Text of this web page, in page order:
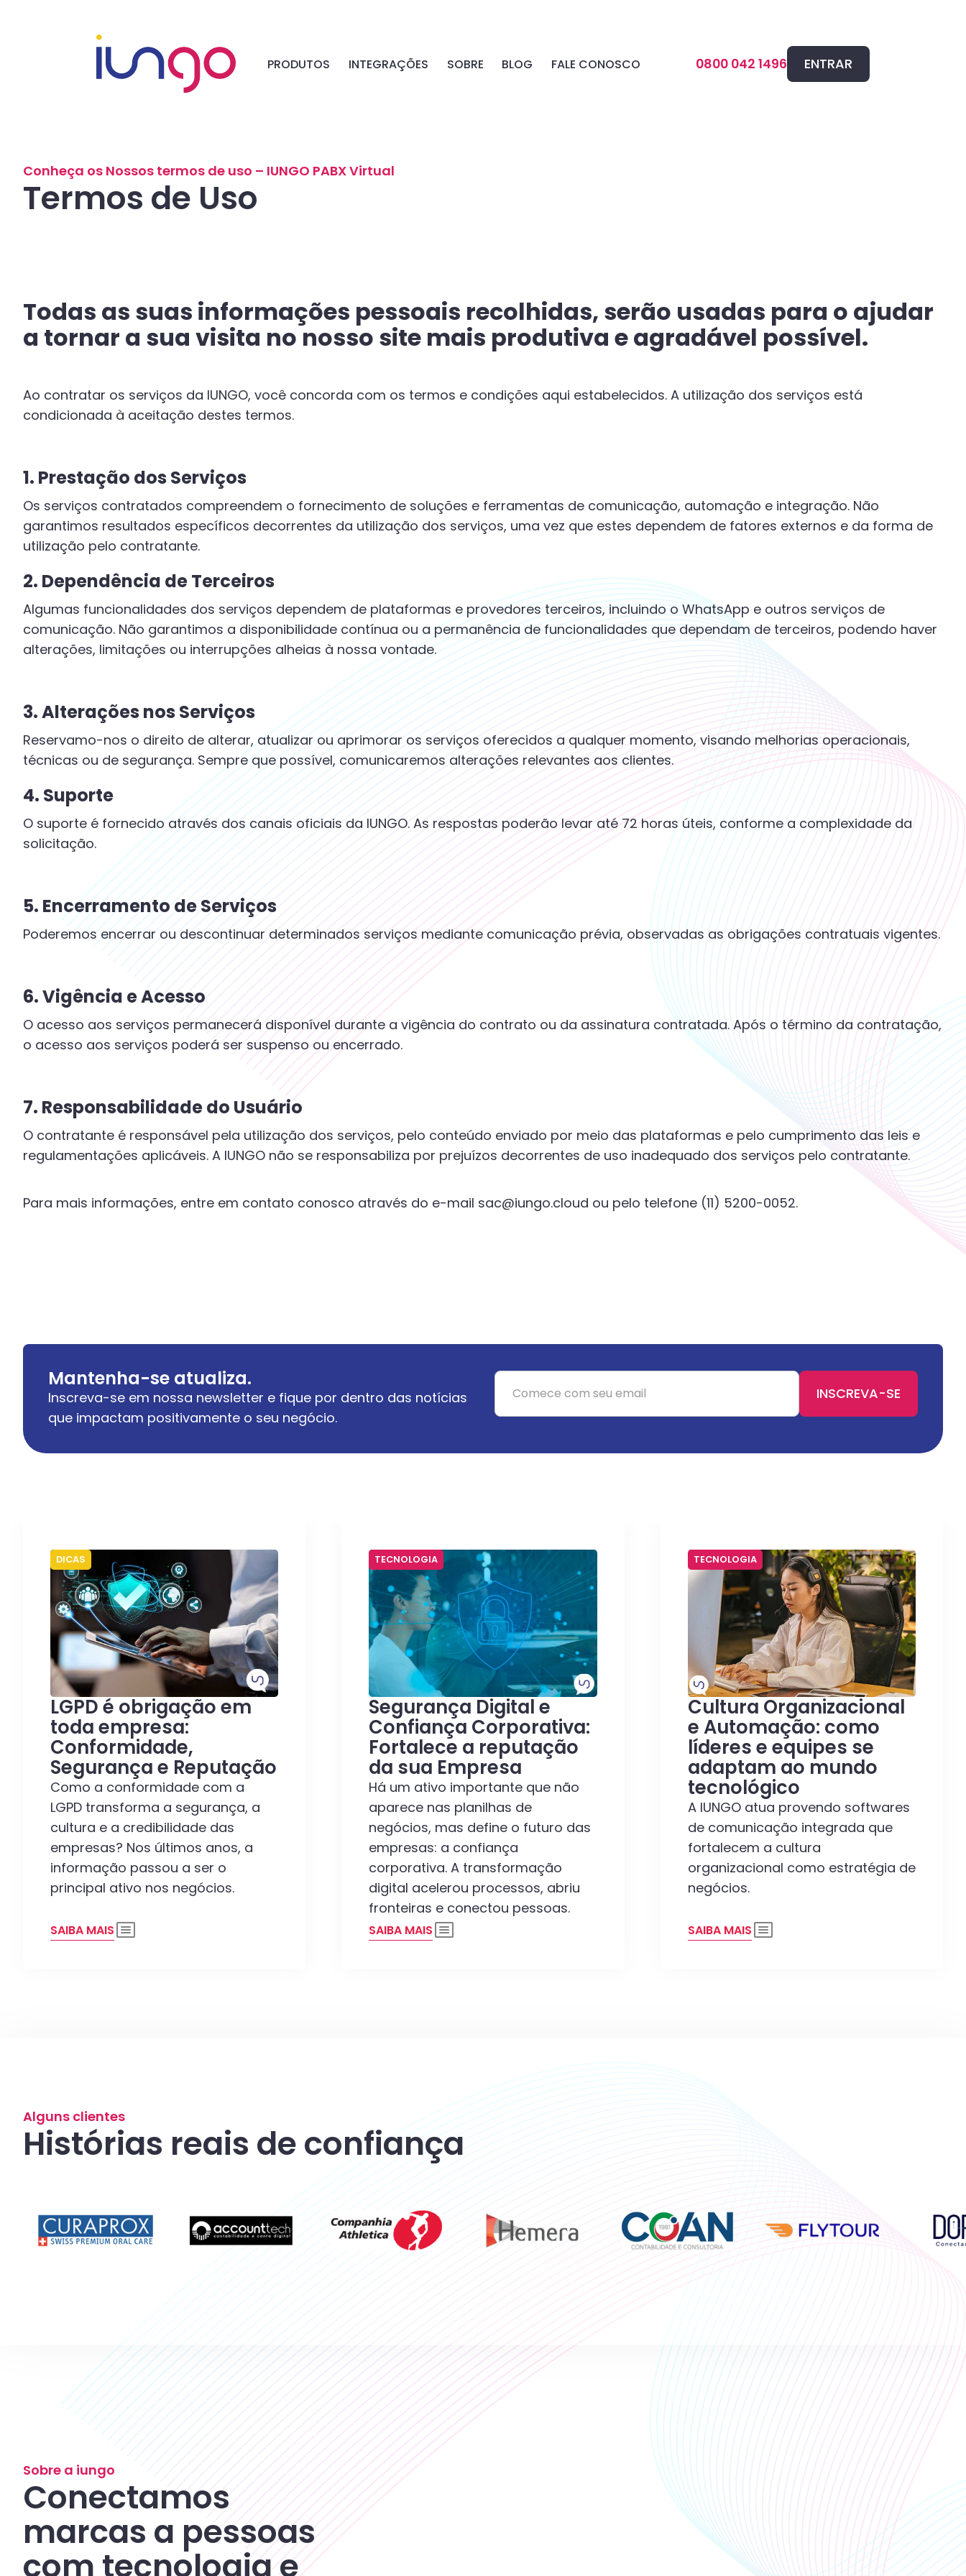
PRODUTOS INTEGRAÇÕES SOBRE BLOG FALE CONOSCO 0800 042 1496 ENTRAR
Conheça os Nossos termos de uso – IUNGO PABX Virtual
Termos de Uso
Todas as suas informações pessoais recolhidas, serão usadas para o ajudar
a tornar a sua visita no nosso site mais produtiva e agradável possível.
Ao contratar os serviços da IUNGO, você concorda com os termos e condições aqui estabelecidos. A utilização dos serviços está
condicionada à aceitação destes termos.
1. Prestação dos Serviços
Os serviços contratados compreendem o fornecimento de soluções e ferramentas de comunicação, automação e integração. Não
garantimos resultados específicos decorrentes da utilização dos serviços, uma vez que estes dependem de fatores externos e da forma de
utilização pelo contratante.
2. Dependência de Terceiros
Algumas funcionalidades dos serviços dependem de plataformas e provedores terceiros, incluindo o WhatsApp e outros serviços de
comunicação. Não garantimos a disponibilidade contínua ou a permanência de funcionalidades que dependam de terceiros, podendo haver
alterações, limitações ou interrupções alheias à nossa vontade.
3. Alterações nos Serviços
Reservamo-nos o direito de alterar, atualizar ou aprimorar os serviços oferecidos a qualquer momento, visando melhorias operacionais,
técnicas ou de segurança. Sempre que possível, comunicaremos alterações relevantes aos clientes.
4. Suporte
O suporte é fornecido através dos canais oficiais da IUNGO. As respostas poderão levar até 72 horas úteis, conforme a complexidade da
solicitação.
5. Encerramento de Serviços
Poderemos encerrar ou descontinuar determinados serviços mediante comunicação prévia, observadas as obrigações contratuais vigentes.
6. Vigência e Acesso
O acesso aos serviços permanecerá disponível durante a vigência do contrato ou da assinatura contratada. Após o término da contratação,
o acesso aos serviços poderá ser suspenso ou encerrado.
7. Responsabilidade do Usuário
O contratante é responsável pela utilização dos serviços, pelo conteúdo enviado por meio das plataformas e pelo cumprimento das leis e
regulamentações aplicáveis. A IUNGO não se responsabiliza por prejuízos decorrentes de uso inadequado dos serviços pelo contratante.
Para mais informações, entre em contato conosco através do e-mail sac@iungo.cloud ou pelo telefone (11) 5200-0052.
Mantenha-se atualiza.
Inscreva-se em nossa newsletter e fique por dentro das notícias
que impactam positivamente o seu negócio.
DICAS
LGPD é obrigação em
toda empresa:
Conformidade,
Segurança e Reputação
Como a conformidade com a
LGPD transforma a segurança, a
cultura e a credibilidade das
empresas? Nos últimos anos, a
informação passou a ser o
principal ativo nos negócios.
SAIBA MAIS
TECNOLOGIA
Segurança Digital e
Confiança Corporativa:
Fortalece a reputação
da sua Empresa
Há um ativo importante que não
aparece nas planilhas de
negócios, mas define o futuro das
empresas: a confiança
corporativa. A transformação
digital acelerou processos, abriu
fronteiras e conectou pessoas.
SAIBA MAIS
TECNOLOGIA
Cultura Organizacional
e Automação: como
líderes e equipes se
adaptam ao mundo
tecnológico
A IUNGO atua provendo softwares
de comunicação integrada que
fortalecem a cultura
organizacional como estratégia de
negócios.
SAIBA MAIS
Alguns clientes
Histórias reais de confiança
Sobre a iungo
Conectamos
marcas a pessoas
com tecnologia e